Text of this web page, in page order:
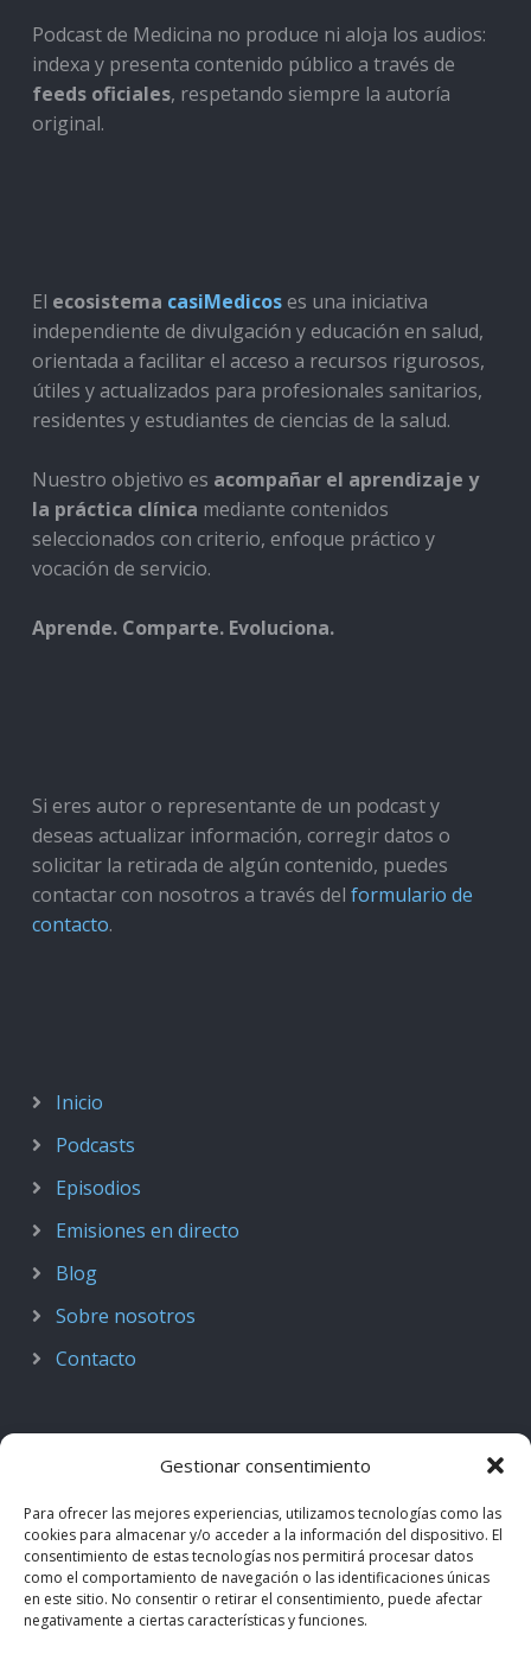
Gestionar consentimiento
Para ofrecer las mejores experiencias, utilizamos tecnologías como las
cookies para almacenar y/o acceder a la información del dispositivo. El
consentimiento de estas tecnologías nos permitirá procesar datos
como el comportamiento de navegación o las identificaciones únicas
en este sitio. No consentir o retirar el consentimiento, puede afectar
negativamente a ciertas características y funciones.
Podcast de Medicina no produce ni aloja los audios:
indexa y presenta contenido público a través de
feeds oficiales, respetando siempre la autoría
original.
El ecosistema casiMedicoses una iniciativa
independiente de divulgación y educación en salud,
orientada a facilitar el acceso a recursos rigurosos,
útiles y actualizados para profesionales sanitarios,
residentes y estudiantes de ciencias de la salud.
Nuestro objetivo es acompañar el aprendizaje y
la práctica clínica mediante contenidos
seleccionados con criterio, enfoque práctico y
vocación de servicio.
Aprende. Comparte. Evoluciona.
Si eres autor o representante de un podcast y
deseas actualizar información, corregir datos o
solicitar la retirada de algún contenido, puedes
contactar con nosotros a través del formulario de
contacto.
Inicio
Podcasts
Episodios
Emisiones en directo
Blog
Sobre nosotros
Contacto